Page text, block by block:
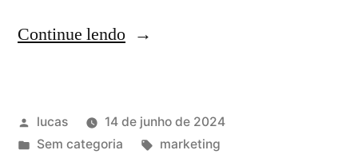
Continue lendo
lucas
14 de junho de 2024
Sem categoria
marketing